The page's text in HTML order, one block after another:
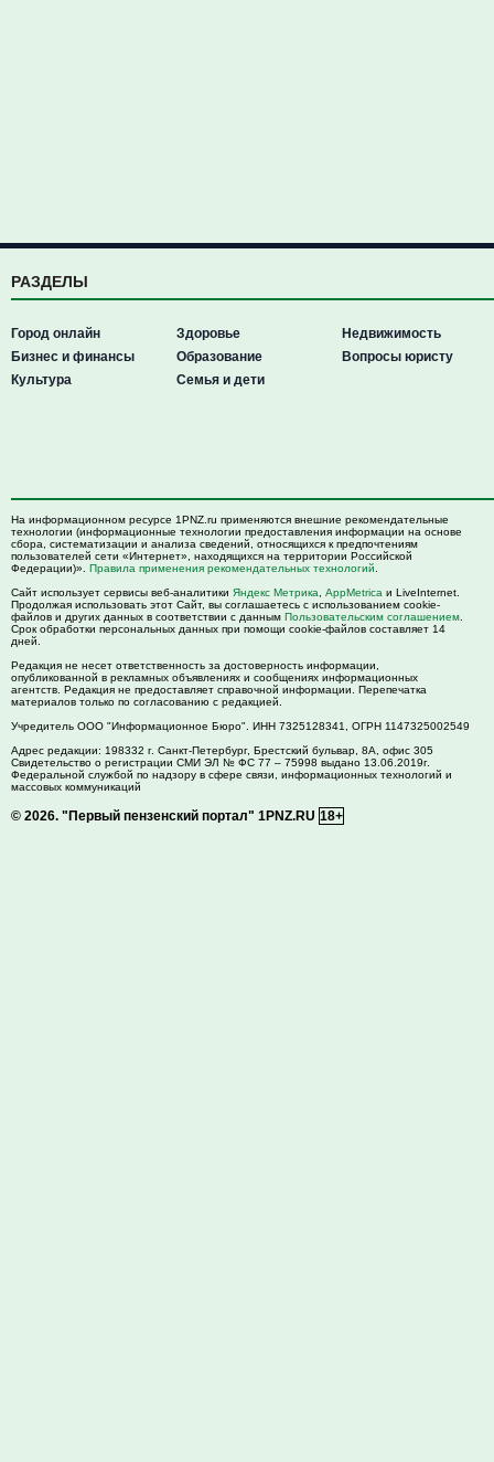
РАЗДЕЛЫ
Город онлайн
Бизнес и финансы
Культура
Здоровье
Образование
Семья и дети
Недвижимость
Вопросы юристу
На информационном ресурсе 1PNZ.ru применяются внешние рекомендательные
технологии (информационные технологии предоставления информации на основе
сбора, систематизации и анализа сведений, относящихся к предпочтениям
пользователей сети «Интернет», находящихся на территории Российской
Федерации)». Правила применения рекомендательных технологий
Сайт использует сервисы веб-аналитики Яндекс Метрика AppMetrica и LiveInternet.
Продолжая использовать этот Сайт, вы соглашаетесь с использованием cookie-
файлов и других данных в соответствии с данным Пользовательским соглашением
Срок обработки персональных данных при помощи cookie-файлов составляет 14
дней.
Редакция не несет ответственность за достоверность информации,
опубликованной в рекламных объявлениях и сообщениях информационных
агентств. Редакция не предоставляет справочной информации. Перепечатка
материалов только по согласованию с редакцией.
Учредитель ООО "Информационное Бюро". ИНН 7325128341, ОГРН 1147325002549
Адрес редакции: 198332 г. Санкт-Петербург, Брестский бульвар, 8А, офис 305
Свидетельство о регистрации СМИ ЭЛ № ФС 77 – 75998 выдано 13.06.2019г.
Федеральной службой по надзору в сфере связи, информационных технологий и
массовых коммуникаций
© 2026. "Первый пензенский портал" 1PNZ.RU 18+